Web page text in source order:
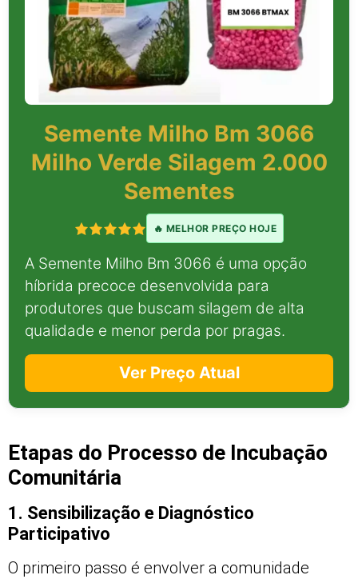
Semente Milho Bm 3066
Milho Verde Silagem 2.000
Sementes
🔥 MELHOR PREÇO HOJE
A Semente Milho Bm 3066 é uma opção
híbrida precoce desenvolvida para
produtores que buscam silagem de alta
qualidade e menor perda por pragas.
Ver Preço Atual
Etapas do Processo de Incubação
Comunitária
1. Sensibilização e Diagnóstico
Participativo
O primeiro passo é envolver a comunidade